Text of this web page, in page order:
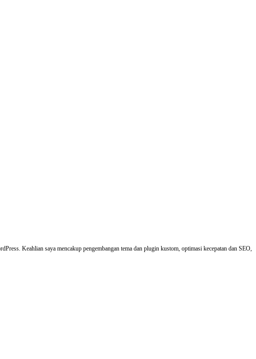
Keahlian saya mencakup pengembangan tema dan plugin kustom, optimasi kecepatan dan SEO,